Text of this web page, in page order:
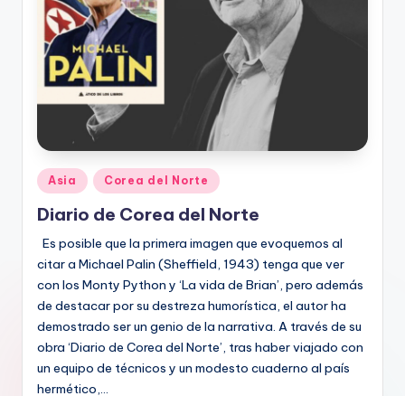
Publicado
en
Asia Corea del Norte
Diario de Corea del Norte
Es posible que la primera imagen que evoquemos al
citar a Michael Palin (Sheffield, 1943) tenga que ver
con los Monty Python y ‘La vida de Brian’, pero además
de destacar por su destreza humorística, el autor ha
demostrado ser un genio de la narrativa. A través de su
obra ‘Diario de Corea del Norte’, tras haber viajado con
un equipo de técnicos y un modesto cuaderno al país
hermético,…